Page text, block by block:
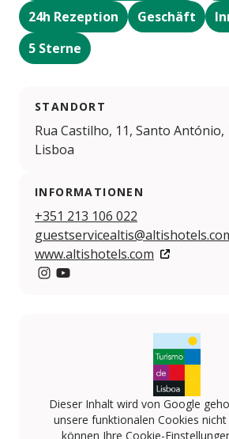
24h Rezeption
Geschäft
5 Sterne
STANDORT
Rua Castilho, 11, Santo António,
Lisboa
INFORMATIONEN
+351 213 106 022
www.altishotels.com
Dieser Inhalt wird von Google
unsere funktionalen Cookies nicht
können Ihre Cookie-